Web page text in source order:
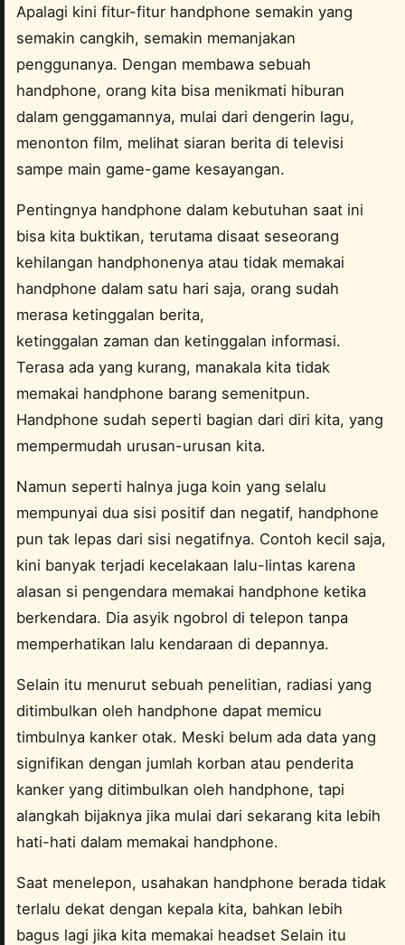
Apalagi kini fitur-fitur handphone semakin yang
semakin cangkih, semakin memanjakan
penggunanya. Dengan membawa sebuah
handphone, orang kita bisa menikmati hiburan
dalam genggamannya, mulai dari dengerin lagu,
menonton film, melihat siaran berita di televisi
sampe main game-game kesayangan.
Pentingnya handphone dalam kebutuhan saat ini
bisa kita buktikan, terutama disaat seseorang
kehilangan handphonenya atau tidak memakai
handphone dalam satu hari saja, orang sudah
merasa ketinggalan berita,
ketinggalan zaman dan ketinggalan informasi.
Terasa ada yang kurang, manakala kita tidak
memakai handphone barang semenitpun.
Handphone sudah seperti bagian dari diri kita, yang
mempermudah urusan-urusan kita.
Namun seperti halnya juga koin yang selalu
mempunyai dua sisi positif dan negatif, handphone
pun tak lepas dari sisi negatifnya. Contoh kecil saja,
kini banyak terjadi kecelakaan lalu-lintas karena
alasan si pengendara memakai handphone ketika
berkendara. Dia asyik ngobrol di telepon tanpa
memperhatikan lalu kendaraan di depannya.
Selain itu menurut sebuah penelitian, radiasi yang
ditimbulkan oleh handphone dapat memicu
timbulnya kanker otak. Meski belum ada data yang
signifikan dengan jumlah korban atau penderita
kanker yang ditimbulkan oleh handphone, tapi
alangkah bijaknya jika mulai dari sekarang kita lebih
hati-hati dalam memakai handphone.
Saat menelepon, usahakan handphone berada tidak
terlalu dekat dengan kepala kita, bahkan lebih
bagus lagi jika kita memakai headset Selain itu